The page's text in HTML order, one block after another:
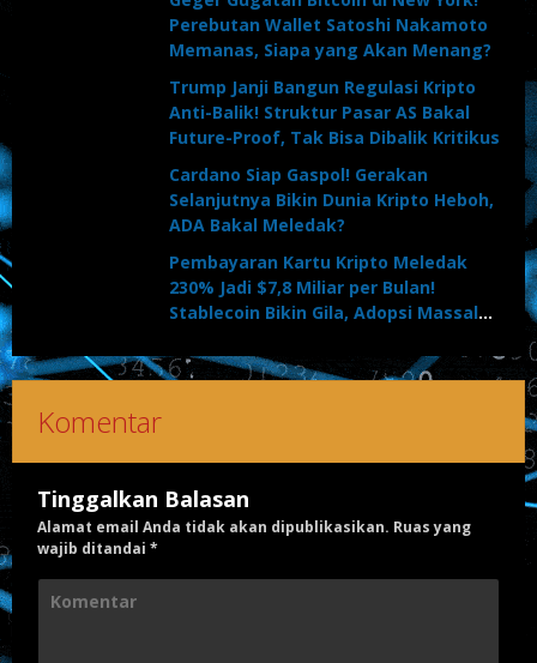
Perebutan Wallet Satoshi Nakamoto
Memanas, Siapa yang Akan Menang?
Trump Janji Bangun Regulasi Kripto
Anti-Balik! Struktur Pasar AS Bakal
Future-Proof, Tak Bisa Dibalik Kritikus
Cardano Siap Gaspol! Gerakan
Selanjutnya Bikin Dunia Kripto Heboh,
ADA Bakal Meledak?
Pembayaran Kartu Kripto Meledak
230% Jadi $7,8 Miliar per Bulan!
Stablecoin Bikin Gila, Adopsi Massal
Komentar
Tinggalkan Balasan
Alamat email Anda tidak akan dipublikasikan. Ruas yang
wajib ditandai *